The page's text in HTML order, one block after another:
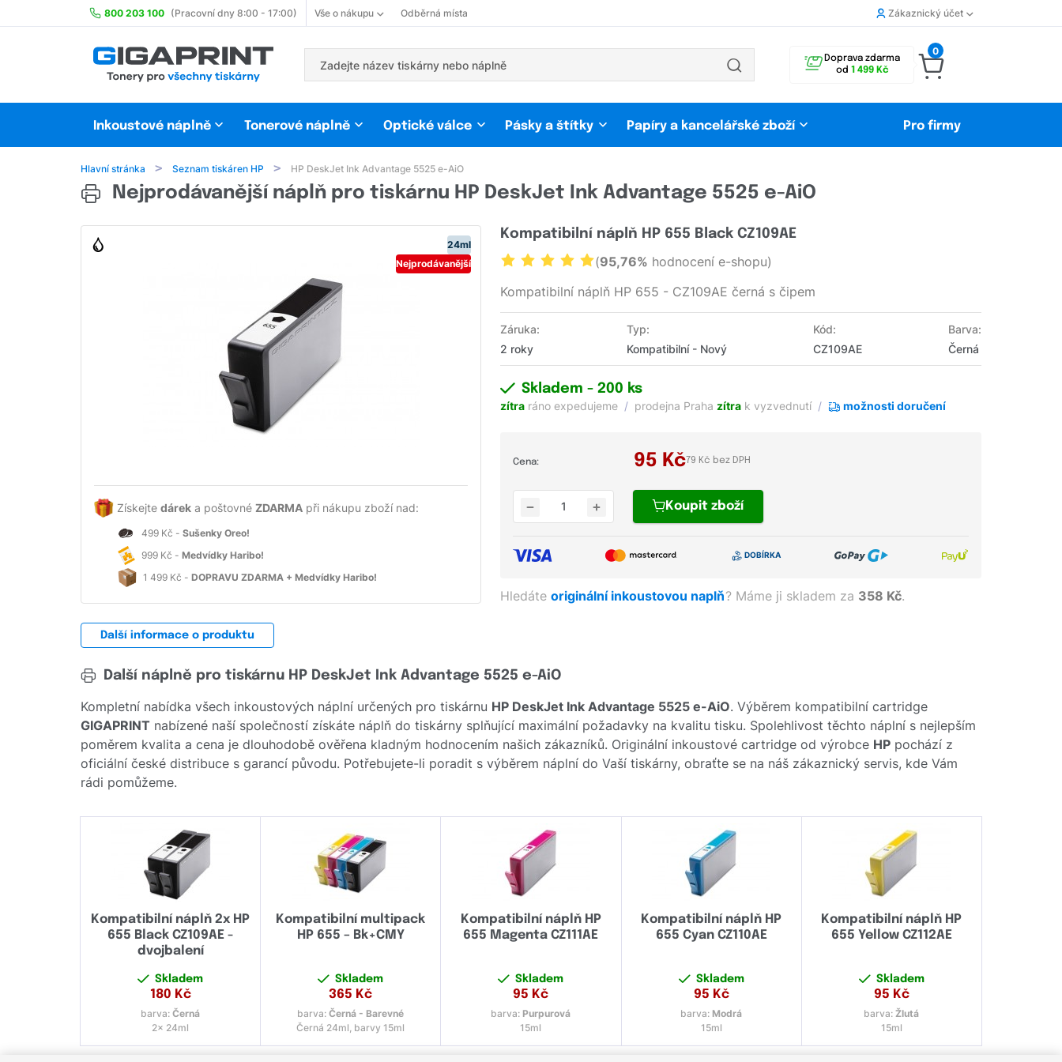
800 203 100 (Pracovní dny 8:00 - 17:00) Vše o nákupu Odběrná místa Zákaznický účet
Doprava zdarma
od 1 499 Kč
0
Inkoustové náplně Tonerové náplně Optické válce Pásky a štítky Papíry a kancelářské zboží Pro firmy
Hlavní stránka Seznam tiskáren HP HP DeskJet Ink Advantage 5525 e-AiO
Nejprodávanější náplň pro tiskárnu HP DeskJet Ink Advantage 5525 e-AiO
24ml
Nejprodávanější
Získejte dárek a poštovné ZDARMA při nákupu zboží nad:
499 Kč - Sušenky Oreo!
999 Kč - Medvídky Haribo!
1 499 Kč - DOPRAVU ZDARMA + Medvídky Haribo!
Kompatibilní náplň HP 655 Black CZ109AE
(95,76% hodnocení e-shopu)
Kompatibilní náplň HP 655 - CZ109AE černá s čipem
Záruka:
2 roky
Typ:
Kompatibilní - Nový
Kód:
CZ109AE
Barva:
Černá
Skladem- 200 ks
zítra ráno expedujeme prodejna Praha zítra k vyzvednutí možnosti doručení
Cena: 95 Kč79 Kč bez DPH
Koupitzboží
Hledáteoriginální inkoustovou naplň? Máme ji skladem za 358 Kč.
Další informace o produktu
Další náplně pro tiskárnu HP DeskJet Ink Advantage 5525 e-AiO
Kompletní nabídka všech inkoustových náplní určených pro tiskárnu HP DeskJet Ink Advantage 5525 e-AiO. Výběrem kompatibilní cartridge
GIGAPRINT nabízené naší společností získáte náplň do tiskárny splňující maximální požadavky na kvalitu tisku. Spolehlivost těchto náplní s nejlepším
poměrem kvalita a cena je dlouhodobě ověřena kladným hodnocením našich zákazníků. Originální inkoustové cartridge od výrobce HP pochází z
oficiální české distribuce s garancí původu. Potřebujete-li poradit s výběrem náplní do Vaší tiskárny, obraťte se na náš zákaznický servis, kde Vám
rádi pomůžeme.
Kompatibilní náplň 2x HP
655 Black CZ109AE -
dvojbalení
Skladem
180 Kč
barva:Černá
2x 24ml
Kompatibilní multipack
HP 655 – Bk+CMY
Skladem
365 Kč
barva:Černá - Barevné
Černá 24ml, barvy 15ml
Kompatibilní náplň HP
655 Magenta CZ111AE
Skladem
95 Kč
barva: Purpurová
15ml
Kompatibilní náplň HP
655 Cyan CZ110AE
Skladem
95 Kč
barva: Modrá
15ml
Kompatibilní náplň HP
655 Yellow CZ112AE
Skladem
95 Kč
barva:Žlutá
15ml